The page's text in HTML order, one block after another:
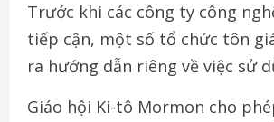
Trước khi các công ty công
tiếp cận, một số tổ chức tôn
ra hướng dẫn riêng về việc sử
Giáo hội Ki-tô Mormon cho